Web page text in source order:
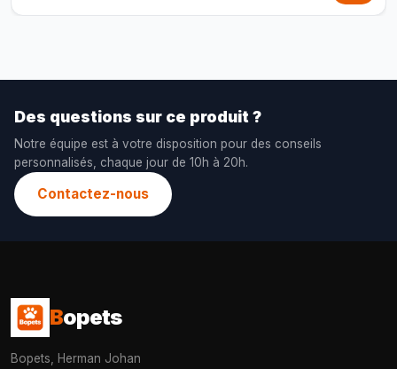
Des questions sur ce produit ?
Notre équipe est à votre disposition pour des conseils
personnalisés, chaque jour de 10h à 20h.
Contactez-nous
Bopets
Bopets, Herman Johan